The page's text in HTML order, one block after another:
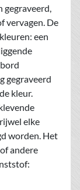
vervagen. De
een
gegraveerd
kleur.
elke
worden. Het
andere